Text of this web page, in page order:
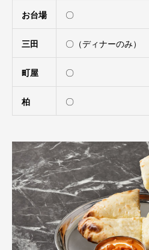
お台場 〇
三田 〇（ディナーのみ）
町屋 〇
柏 〇